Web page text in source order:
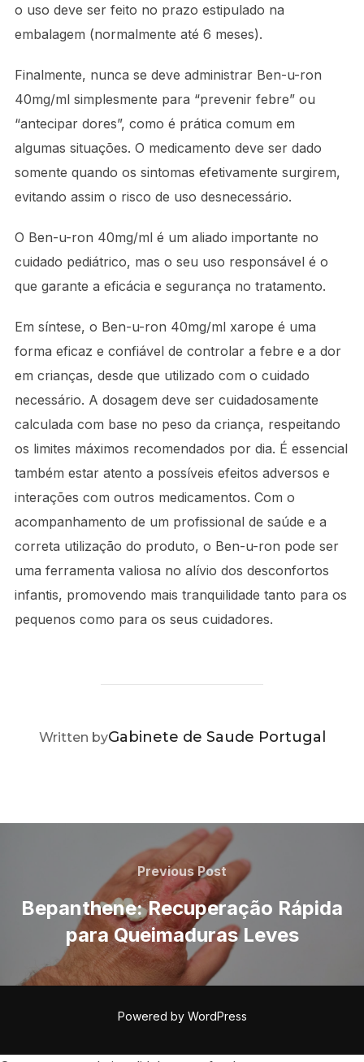
o uso deve ser feito no prazo estipulado na
embalagem (normalmente até 6 meses).
Finalmente, nunca se deve administrar Ben-u-ron
40mg/ml simplesmente para “prevenir febre” ou
“antecipar dores”, como é prática comum em
algumas situações. O medicamento deve ser dado
somente quando os sintomas efetivamente surgirem,
evitando assim o risco de uso desnecessário.
O Ben-u-ron 40mg/ml é um aliado importante no
cuidado pediátrico, mas o seu uso responsável é o
que garante a eficácia e segurança no tratamento.
Em síntese, o Ben-u-ron 40mg/ml xarope é uma
forma eficaz e confiável de controlar a febre e a dor
em crianças, desde que utilizado com o cuidado
necessário. A dosagem deve ser cuidadosamente
calculada com base no peso da criança, respeitando
os limites máximos recomendados por dia. É essencial
também estar atento a possíveis efeitos adversos e
interações com outros medicamentos. Com o
acompanhamento de um profissional de saúde e a
correta utilização do produto, o Ben-u-ron pode ser
uma ferramenta valiosa no alívio dos desconfortos
infantis, promovendo mais tranquilidade tanto para os
pequenos como para os seus cuidadores.
POST AUTHOR
Written byGabinete de Saude Portugal
artigos
Previous
Post
Previous Post
Bepanthene: Recuperação Rápida
para Queimaduras Leves
Powered by WordPress